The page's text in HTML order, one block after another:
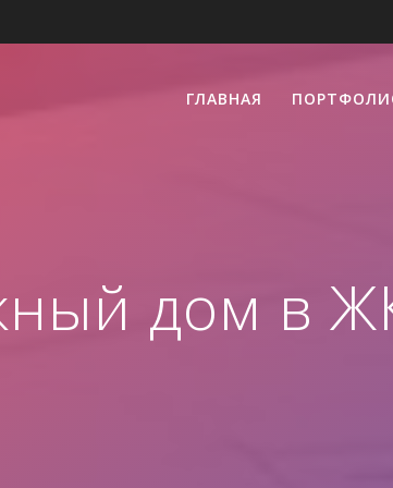
ГЛАВНАЯ
дом в